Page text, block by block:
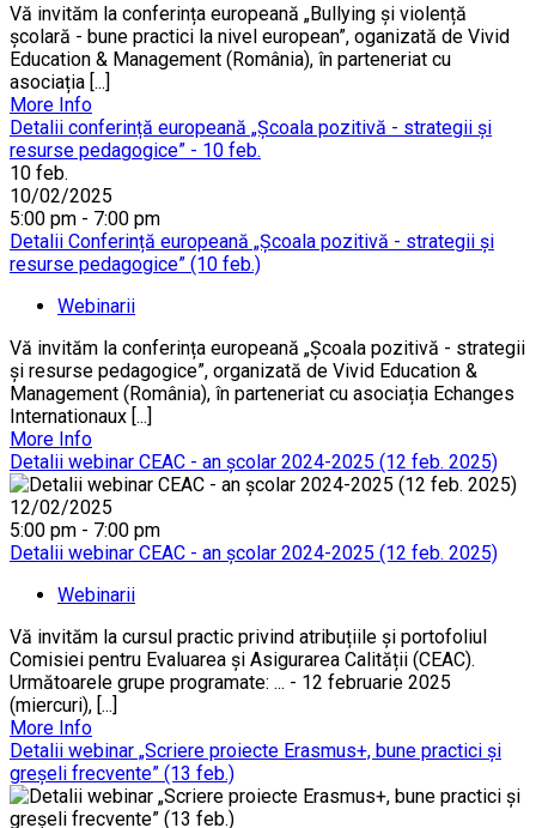
Vă invităm la conferința europeană „Bullying și violență
școlară - bune practici la nivel european”, oganizată de Vivid
Education & Management (România), în parteneriat cu
asociația [...]
More Info
Detalii conferință europeană „Școala pozitivă - strategii și
resurse pedagogice” - 10 feb.
10 feb.
10/02/2025
5:00 pm - 7:00 pm
Detalii Conferință europeană „Școala pozitivă - strategii și
resurse pedagogice” (10 feb.)
Webinarii
Vă invităm la conferința europeană „Școala pozitivă - strategii
și resurse pedagogice”, organizată de Vivid Education &
Management (România), în parteneriat cu asociația Echanges
Internationaux [...]
More Info
Detalii webinar CEAC - an școlar 2024-2025 (12 feb. 2025)
12/02/2025
5:00 pm - 7:00 pm
Detalii webinar CEAC - an școlar 2024-2025 (12 feb. 2025)
Webinarii
Vă invităm la cursul practic privind atribuțiile și portofoliul
Comisiei pentru Evaluarea și Asigurarea Calității (CEAC).
Următoarele grupe programate: ... - 12 februarie 2025
(miercuri), [...]
More Info
Detalii webinar „Scriere proiecte Erasmus+, bune practici și
greșeli frecvente” (13 feb.)